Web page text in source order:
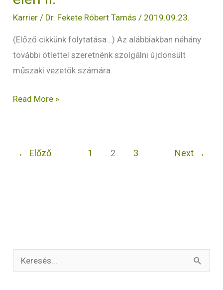
Karrier / Dr. Fekete Róbert Tamás/ 2019.09.23.
(Előző cikkünk folytatása…) Az alábbiakban néhány
további ötlettel szeretnénk szolgálni újdonsült
műszaki vezetők számára.
Read More »
← Előző 1 2 3 Next →